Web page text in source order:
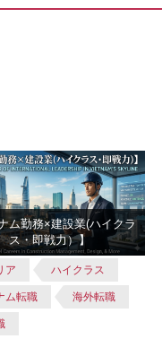
ナム勤務×建設業(ハイクラ
ス・即戦力）】
ア ハイクラス
ム転職 海外転職